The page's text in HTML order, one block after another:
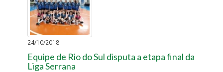
24/10/2018
Equipe de Rio do Sul disputa a etapa final da
Liga Serrana